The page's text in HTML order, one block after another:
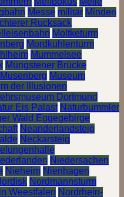
Messe militär Minden
Rucksack
Moltketurm
Mordkuhlenturm
Mummelsee
Müngstener Brücke
Musenberg Museum
der Illusionen
Dortmund
Eis Palast Naturbummler
Wald Eggegebirge
Neanderlandsteig
Neckarsteig
Niedersachen
Nieheim Nienhagen
Nordmannsturm
Weestfalen Nordrhein-